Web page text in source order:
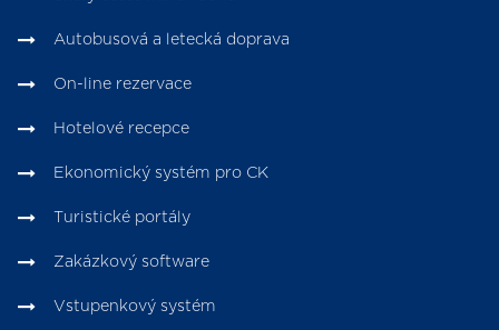
Autobusová a letecká doprava
On-line rezervace
Hotelové recepce
Ekonomický systém pro CK
Turistické portály
Zakázkový software
Vstupenkový systém